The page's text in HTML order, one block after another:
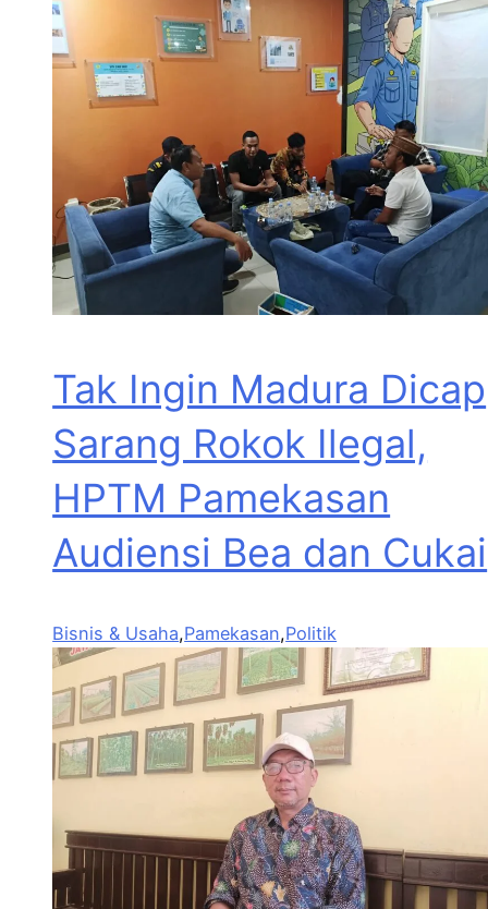
Tak Ingin Madura Dicap
Sarang Rokok Ilegal,
HPTM Pamekasan
Audiensi Bea dan Cukai
Bisnis & Usaha,Pamekasan,Politik